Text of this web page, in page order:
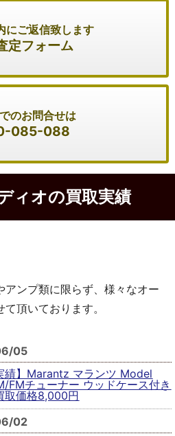
にご返信致します
定フォーム
のお問合せは
085-088
ィオの買取実績
ンプ類に限らず、様々なオー
頂いております。
05
績】Marantz マランツ Model
FMチューナー ウッドケース付き
取価格8,000円
02